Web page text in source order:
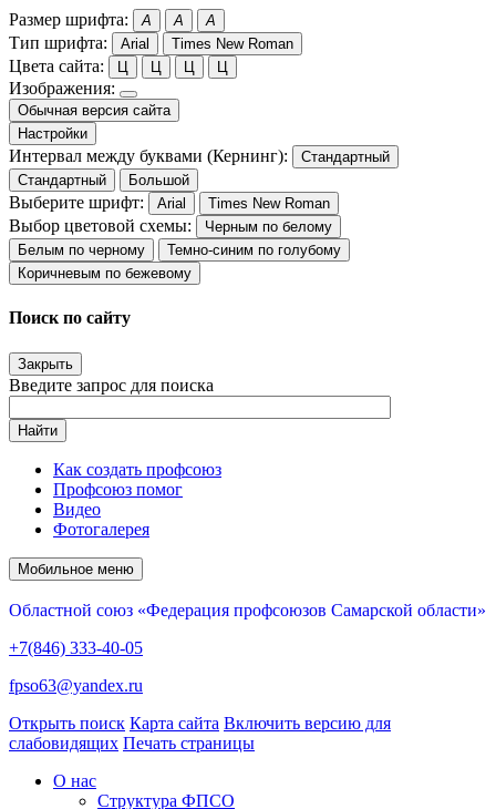
Размер шрифта: A A A
Тип шрифта: Arial Times New Roman
Цвета сайта: Ц Ц Ц Ц
Изображения:
Обычная версия сайта
Настройки
Интервал между буквами (Кернинг):
Стандартный
Стандартный
Большой
Выберите шрифт: Arial Times New Roman
Выбор цветовой схемы:
Черным по белому
Белым по черному
Темно-синим по голубому
Коричневым по бежевому
Поиск по сайту
Закрыть
Введите запрос для поиска
Найти
Как создать профсоюз
Профсоюз помог
Видео
Фотогалерея
Мобильное меню
Областной союз «Федерация профсоюзов Самарской области»
+7(846) 333-40-05
fpso63@yandex.ru
Открыть поиск Карта сайта Включить версию для
слабовидящих Печать страницы
О нас
Структура ФПСО